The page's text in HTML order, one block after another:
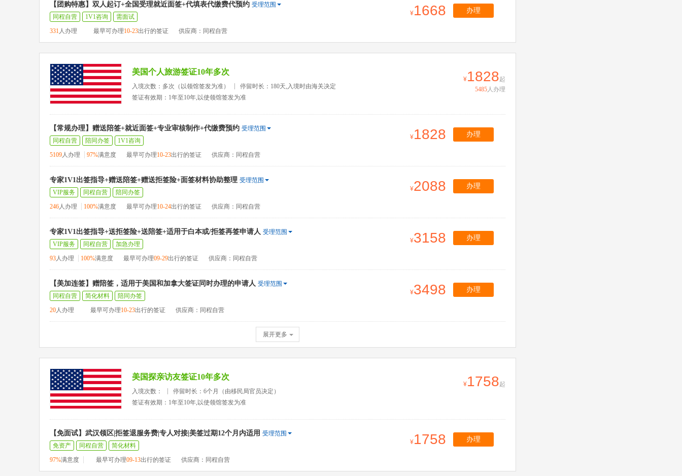
【团购特惠】双人起订+全国受理就近面签+代填表代缴费代预约 受理范围
同程自营
1V1咨询
需面试
331人办理 最早可办理10-23出行的签证 供应商：同程自营
1668 办理
美国个人旅游签证10年多次
入境次数：多次（以领馆签发为准）
停留时长：180天,入境时由海关决定
签证有效期：1年至10年,以使领馆签发为准
1828起
5485人办理
【常规办理】赠送陪签+就近面签+专业审核制作+代缴费预约 受理范围
同程自营
陪同办签
1V1咨询
5109人办理 97%满意度 最早可办理10-23出行的签证 供应商：同程自营
1828 办理
专家1V1出签指导+赠送陪签+赠送拒签险+面签材料协助整理 受理范围
VIP服务
同程自营
陪同办签
246人办理 100%满意度 最早可办理10-24出行的签证 供应商：同程自营
2088 办理
专家1V1出签指导+送拒签险+送陪签+适用于白本或/拒签再签申请人 受理范围
VIP服务
同程自营
加急办理
93人办理 100%满意度 最早可办理09-29出行的签证 供应商：同程自营
3158 办理
【美加连签】赠陪签，适用于美国和加拿大签证同时办理的申请人 受理范围
同程自营
简化材料
陪同办签
20人办理 最早可办理10-23出行的签证 供应商：同程自营
3498 办理
展开更多
美国探亲访友签证10年多次
入境次数：
停留时长：6个月（由移民局官员决定）
签证有效期：1年至10年,以使领馆签发为准
1758起
【免面试】武汉领区|拒签退服务费|专人对接|美签过期12个月内适用 受理范围
免资产
同程自营
简化材料
97%满意度 最早可办理09-13出行的签证 供应商：同程自营
1758 办理